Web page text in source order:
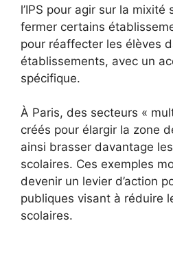
l’IPS pour agir sur la mixité
fermer certains
pour réaffecter les élèves
établissements, avec un
spécifique.
À Paris, des secteurs «
créés pour élargir la zone
ainsi brasser davantage
scolaires. Ces exemples
devenir un levier d’action
publiques visant à réduire
scolaires.